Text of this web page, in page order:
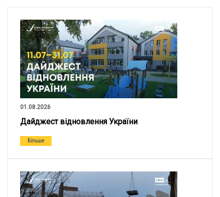
01.08.2026
Дайджест відновлення України
Більше